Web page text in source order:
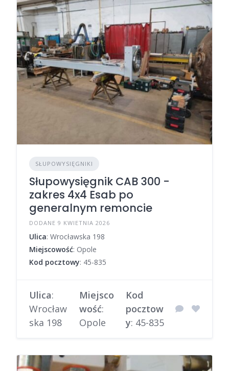
SŁUPOWYSIĘGNIKI
Słupowysięgnik CAB 300 -
zakres 4x4 Esab po
generalnym remoncie
DODANE 9 KWIETNIA 2026
Ulica: Wrocławska 198
Miejscowość: Opole
Kod pocztowy: 45-835
Ulica:
Wrocław
ska 198
Miejsco
wość:
Opole
Kod
pocztow
y: 45-835